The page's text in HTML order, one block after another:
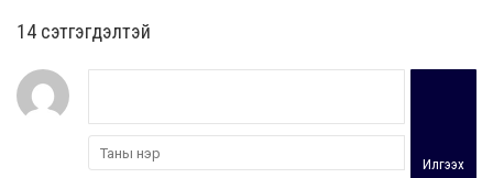
14 cэтгэгдэлтэй
Илгээх